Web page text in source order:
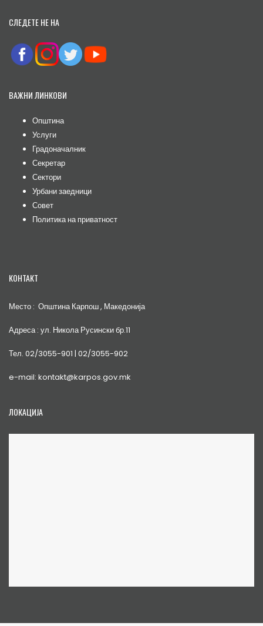
СЛЕДЕТЕ НЕ НА
ВАЖНИ ЛИНКОВИ
Општина
Услуги
Градоначалник
Секретар
Сектори
Урбани заедници
Совет
Политика на приватност
КОНТАКТ
Место : Општина Карпош , Македонија
Адреса : ул. Никола Русински бр.11
Тел. 02/3055-901 | 02/3055-902
e-mail: kontakt@karpos.gov.mk
ЛОКАЦИЈА